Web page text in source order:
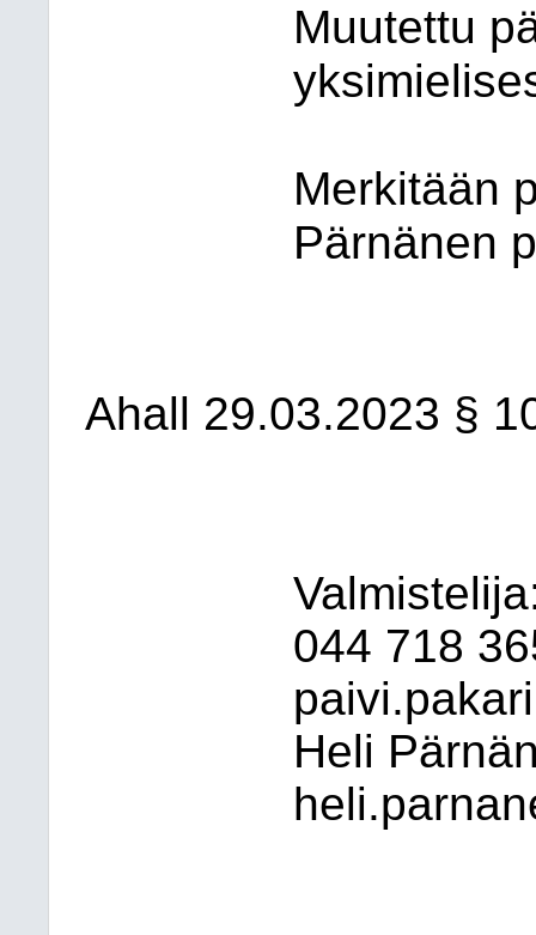
Muutettu
Merkitään
Pärnänen
Ahall 29.03.2023 §
044 718
Heli